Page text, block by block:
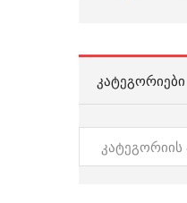
ᲙᲐᲢᲔᲒᲝᲠᲘᲔᲑᲘ
კატეგორიები